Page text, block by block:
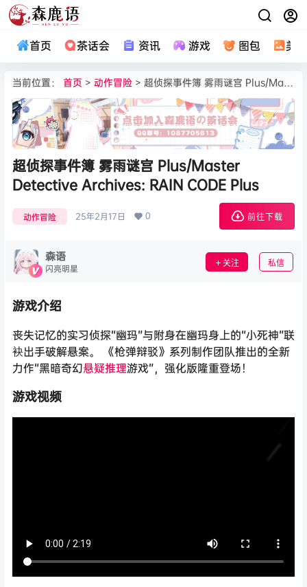
首页 茶话会 资讯 游戏 图包 美
当前位置： 首页 > 动作冒险 > 超侦探事件簿 雾雨谜宫 Plus/Master Detective Archives: RAIN CODE Plus
超侦探事件簿 雾雨谜宫 Plus/Master
Detective Archives: RAIN CODE Plus
动作冒险 25年2月17日 0 前往下载
森语
闪亮明星 关注 私信
游戏介绍
丧失记忆的实习侦探“幽玛”与附身在幽玛身上的“小死神”联
袂出手破解悬案。 《枪弹辩驳》系列制作团队推出的全新
力作“黑暗奇幻悬疑推理游戏”，强化版隆重登场！
游戏视频